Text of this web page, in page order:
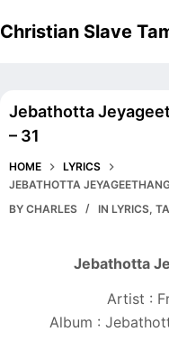
to
Christian Slave
Jebathotta
– 31
HOME
LYRICS
JEBATHOTTA
BY CHARLES IN LYRICS,
Jebathotta
Artist :
Album :